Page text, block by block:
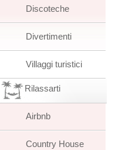
Discoteche
Divertimenti
Villaggi turistici
Rilassarti
Airbnb
Country House